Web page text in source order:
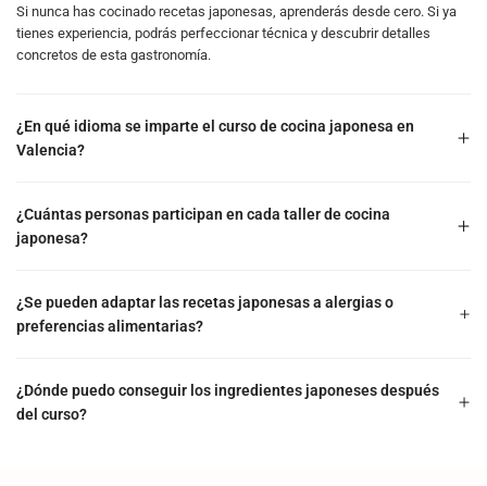
Si nunca has cocinado recetas japonesas, aprenderás desde cero. Si ya
tienes experiencia, podrás perfeccionar técnica y descubrir detalles
concretos de esta gastronomía.
¿En qué idioma se imparte el curso de cocina japonesa en
Valencia?
¿Cuántas personas participan en cada taller de cocina
japonesa?
¿Se pueden adaptar las recetas japonesas a alergias o
preferencias alimentarias?
¿Dónde puedo conseguir los ingredientes japoneses después
del curso?